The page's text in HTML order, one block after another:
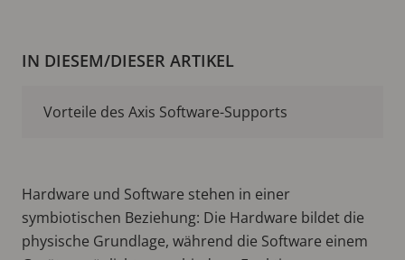
IN DIESEM/DIESER ARTIKEL
Vorteile des Axis Software-Supports
Hardware und Software stehen in einer
symbiotischen Beziehung: Die Hardware bildet die
physische Grundlage, während die Software einem